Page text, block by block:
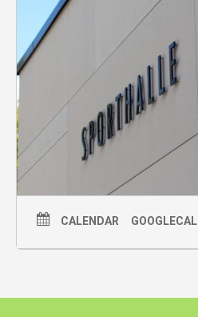
mehr Infos findet ihr hier:
https://bit.ly/3EL0bcO
CALENDAR GOOGLECAL